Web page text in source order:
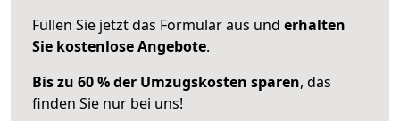
Füllen Sie jetzt das Formular aus und erhalten
Sie kostenlose Angebote.
Bis zu 60 % der Umzugskosten sparen, das
finden Sie nur bei uns!